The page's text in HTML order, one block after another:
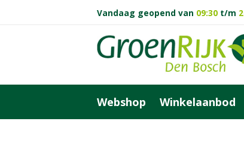
Vandaag geopend van 09:30 t/m
Webshop Winkelaanbod